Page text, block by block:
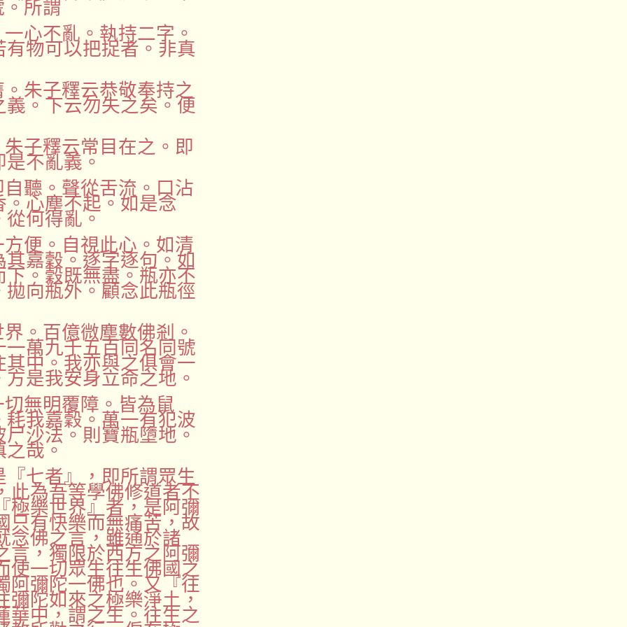
所謂
心不亂。執持二字。
物可以把捉者。非真
朱子釋云恭敬奉持之
。下云勿失之矣。便
子釋云常目在之。即
不亂義。
聽。聲從舌流。口沾
心塵不起。如是念
何得亂。
便。自視此心。如清
嘉穀。逐字逐句。如
。穀既無盡。瓶亦不
向瓶外。顧念此瓶徑
。百億微塵數佛剎。
萬九千五百同名同號
中。我亦與之俱會一
是我安身立命之地。
無明覆障。皆為鼠
我嘉穀。萬一有犯波
沙法。則寶瓶墮地。
之哉。
七者』，即所謂眾生
此為吾等學佛修道者不
極樂世界』者，是阿彌
只有快樂而無痛苦，故
念佛之言，雖通於諸
言，獨限於西方之阿彌
使一切眾生往生佛國之
阿彌陀一佛也。又『往
陀如來之極樂淨土，
華中，謂之生。往生之